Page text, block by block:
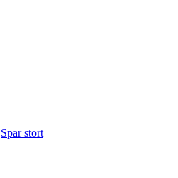
Spar stort